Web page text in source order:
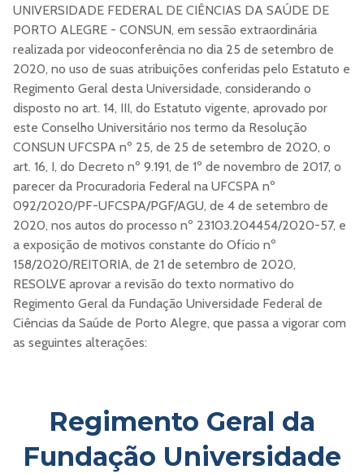
UNIVERSIDADE FEDERAL DE CIÊNCIAS DA SAÚDE DE
PORTO ALEGRE - CONSUN, em sessão extraordinária
realizada por videoconferência no dia 25 de setembro de
2020, no uso de suas atribuições conferidas pelo Estatuto e
Regimento Geral desta Universidade, considerando o
disposto no art. 14, III, do Estatuto vigente, aprovado por
este Conselho Universitário nos termo da Resolução
CONSUN UFCSPA nº 25, de 25 de setembro de 2020, o
art. 16, I, do Decreto nº 9.191, de 1º de novembro de 2017, o
parecer da Procuradoria Federal na UFCSPA nº
092/2020/PF-UFCSPA/PGF/AGU, de 4 de setembro de
2020, nos autos do processo nº 23103.204454/2020-57, e
a exposição de motivos constante do Ofício nº
158/2020/REITORIA, de 21 de setembro de 2020,
RESOLVE aprovar a revisão do texto normativo do
Regimento Geral da Fundação Universidade Federal de
Ciências da Saúde de Porto Alegre, que passa a vigorar com
as seguintes alterações:
Regimento Geral da
Fundação Universidade